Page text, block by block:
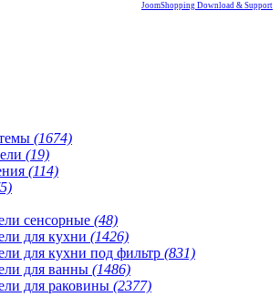
JoomShopping Download & Support
(1674)
(19)
(114)
сенсорные (48)
для кухни (1426)
для кухни под фильтр (831)
для ванны (1486)
для раковины (2377)